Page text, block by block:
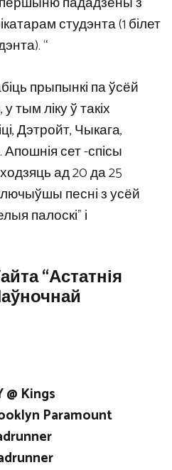
студэнта (1 білет
“
прыпынкі па ўсёй
ліку ў такіх
Дэтройт, Чыкага,
сет -спісы
ад 20 да 25
песні з усёй
палоскі” і
“Астатнія
@ Kings
Paramount